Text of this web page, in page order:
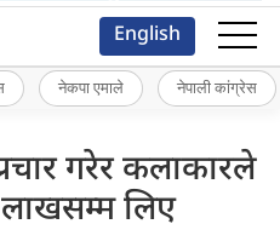
English
नेकपा एमाले नेपाली कांग्रेस
गरेर कलाकारले
लिए